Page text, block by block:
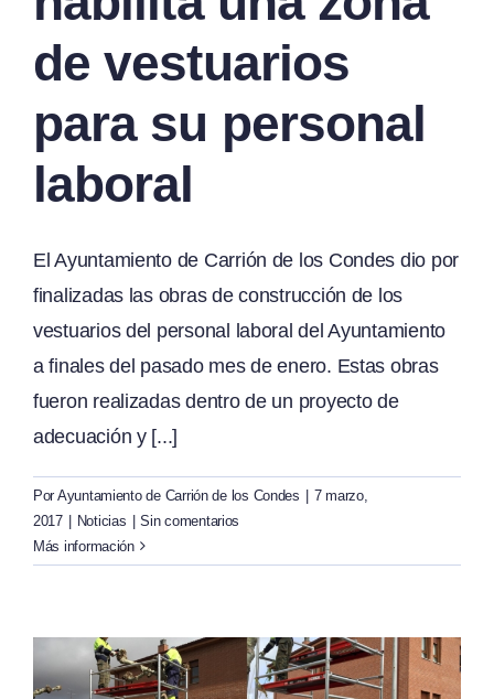
de vestuarios
para su personal
laboral
El Ayuntamiento de Carrión de los Condes dio por
finalizadas las obras de construcción de los
vestuarios del personal laboral del Ayuntamiento
a finales del pasado mes de enero. Estas obras
fueron realizadas dentro de un proyecto de
adecuación y [...]
Por Ayuntamiento de Carrión de los Condes
7 marzo,
2017
Noticias
Sin comentarios
Más información